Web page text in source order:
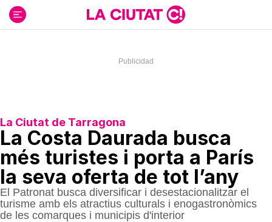
contenido
La Ciutat de Tarragona
La Costa Daurada busca
més turistes i porta a París
la seva oferta de tot l’any
El Patronat busca diversificar i desestacionalitzar el
turisme amb els atractius culturals i enogastronòmics
de les comarques i municipis d'interior